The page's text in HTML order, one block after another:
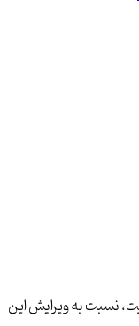
نسبت به ویرایش این